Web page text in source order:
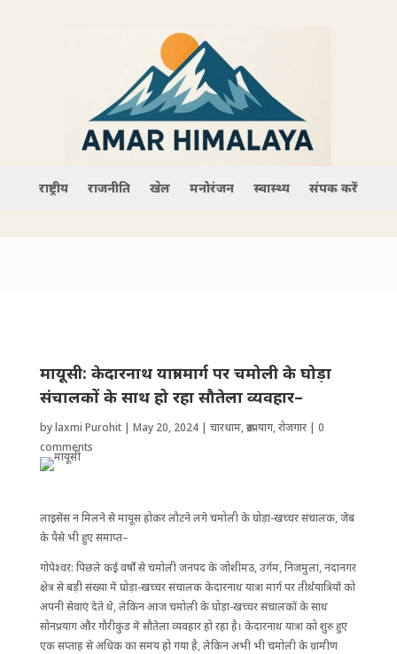
राष्ट्रीय राजनीति खेल मनोरंजन स्वास्थ्य संपर्क करें
मायूसी: केदारनाथ यात्रा मार्ग पर चमोली के घोड़ा
संचालकों के साथ हो रहा सौतेला व्यवहार–
bylaxmi Purohit| May 20, 2024| चारधाम,रूद्रप्रयाग,रोजगार| 0
comments
लाइसेंस न मिलने से मायूस होकर लौटने लगे चमोली के घोड़ा-खच्चर संचालक, जेब
के पैसे भी हुए समाप्त–
गोपेश्वर: पिछले कई वर्षों से चमोली जनपद के जोशीमठ, उर्गम, निजमुला, नंदानगर
क्षेत्र से बड़ी संख्या में घोड़ा-खच्चर संचालक केदारनाथ यात्रा मार्ग पर तीर्थयात्रियों को
अपनी सेवाएं देते थे, लेकिन आज चमोली के घोड़ा-खच्चर संचालकों के साथ
सोनप्रयाग और गौरीकुंड में सौतेला व्यवहार हो रहा है। केदारनाथ यात्रा को शुरु हुए
एक सप्ताह से अ​धिक का समय हो गया है, लेकिन अभी भी चमोली के ग्रामीण